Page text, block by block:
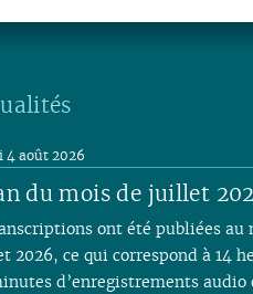
du mois de juillet
4 août 2026
ont été publiées au
2026, ce qui correspond à 14
d’enregistrements audio